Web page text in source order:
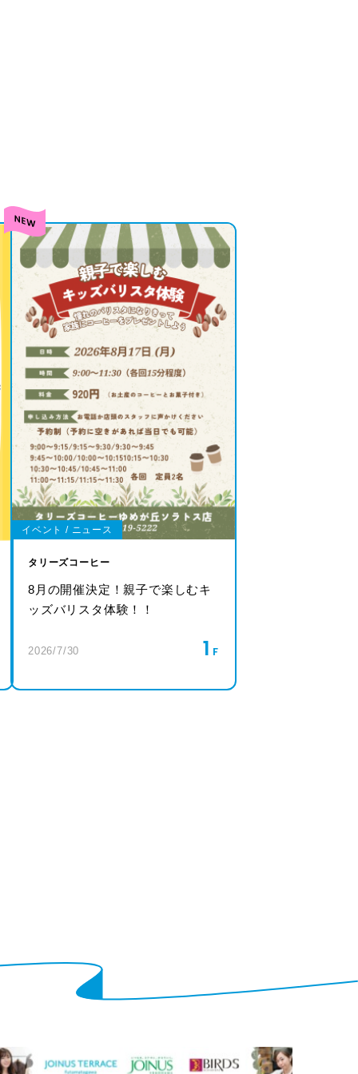
イベント / ニュース
タリーズコーヒー
8月の開催決定！親子で楽しむキ
ッズバリスタ体験！！
2026/7/30 1